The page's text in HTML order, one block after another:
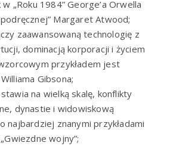
„Roku 1984” George’a Orwella
Margaret Atwood;
zaawansowaną technologię z
dominacją korporacji i życiem
przykładem jest
Gibsona;
na wielką skalę, konflikty
dynastie i widowiskową
najbardziej znanymi przykładami
wojny”;